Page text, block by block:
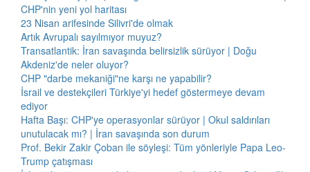
CHP'nin yeni yol haritası
23 Nisan arifesinde Silivri'de olmak
Artık Avrupalı sayılmıyor muyuz?
Transatlantik: İran savaşında belirsizlik sürüyor | Doğu
Akdeniz'de neler oluyor?
CHP "darbe mekaniği"ne karşı ne yapabilir?
İsrail ve destekçileri Türkiye'yi hedef göstermeye devam
ediyor
Hafta Başı: CHP'ye operasyonlar sürüyor | Okul saldırıları
unutulacak mı? | İran savaşında son durum
Prof. Bekir Zakir Çoban ile söyleşi: Tüm yönleriyle Papa Leo-
Trump çatışması